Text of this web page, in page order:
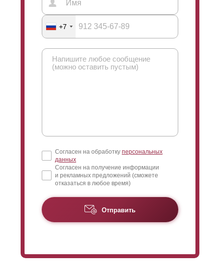
+7
Согласен на обработку персональных
данных
Согласен на получение информации
и рекламных предложений (сможете
отказаться в любое время)
Отправить